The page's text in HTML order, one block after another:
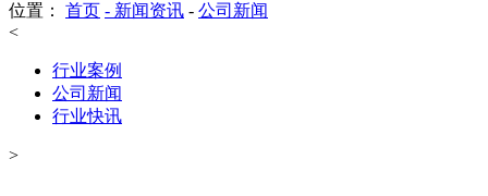
位置：
首页 - 新闻资讯 - 公司新闻
<
行业案例
公司新闻
行业快讯
>